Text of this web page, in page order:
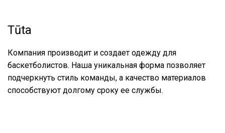
Tūta
Компания производит и создает одежду для
баскетболистов. Наша уникальная форма позволяет
подчеркнуть стиль команды, а качество материалов
способствуют долгому сроку ее службы.